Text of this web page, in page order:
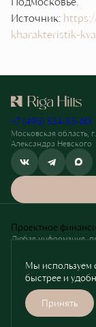
Источник:
kharakteristik-
+7 (495) 324-55-60
Московская область,
Александра Невского
Проектное
Любая информация,
Застройщик — ООО
вносить изменения в
Проектная
Разработано
Мы используем
быстрее и
Принять